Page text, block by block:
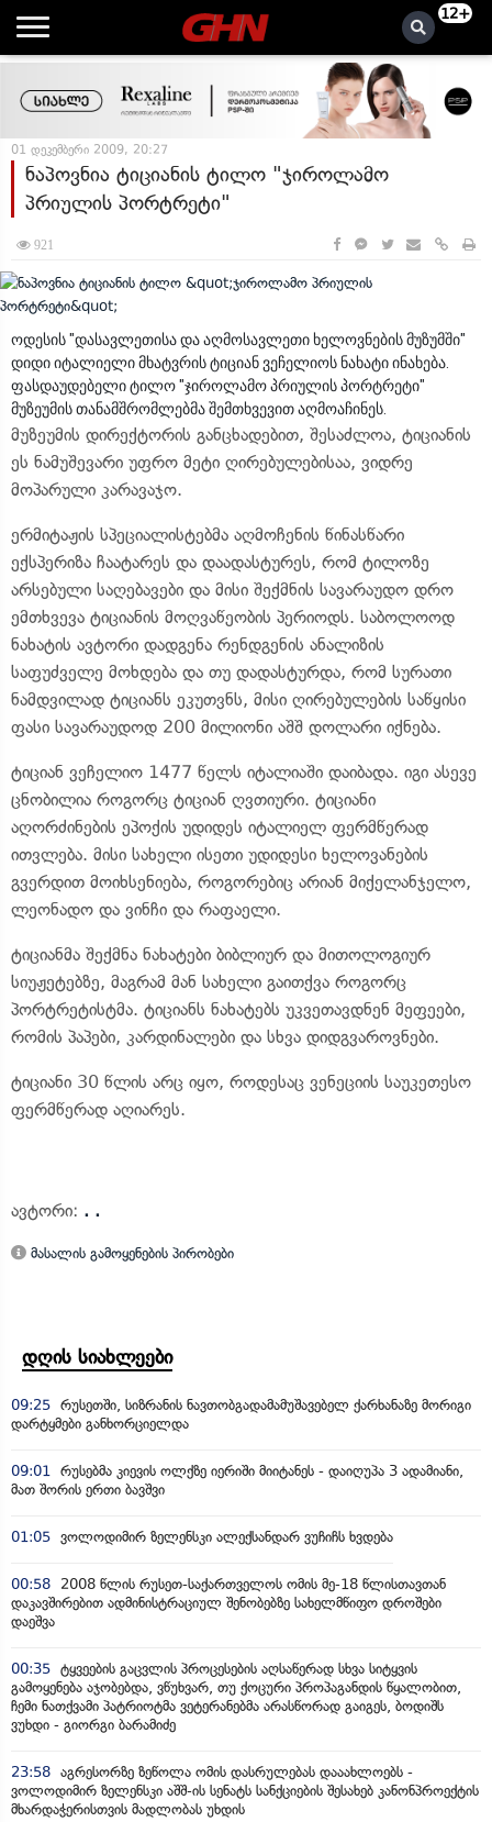
12+
01 დეკემბერი 2009, 20:27
ნაპოვნია ტიციანის ტილო "ჯიროლამო
პრიულის პორტრეტი"
921
ოდესის "დასავლეთისა და აღმოსავლეთი ხელოვნების მუზუმში"
დიდი იტალიელი მხატვრის ტიციან ვეჩელიოს ნახატი ინახება.
ფასდაუდებელი ტილო "ჯიროლამო პრიულის პორტრეტი"
მუზეუმის თანამშრომლებმა შემთხვევით აღმოაჩინეს.
მუზეუმის დირექტორის განცხადებით, შესაძლოა, ტიციანის
ეს ნამუშევარი უფრო მეტი ღირებულებისაა, ვიდრე
მოპარული კარავაჯო.
ერმიტაჟის სპეციალისტებმა აღმოჩენის წინასწარი
ექსპერიზა ჩაატარეს და დაადასტურეს, რომ ტილოზე
არსებული საღებავები და მისი შექმნის სავარაუდო დრო
ემთხვევა ტიციანის მოღვაწეობის პერიოდს. საბოლოოდ
ნახატის ავტორი დადგენა რენდგენის ანალიზის
საფუძველე მოხდება და თუ დადასტურდა, რომ სურათი
ნამდვილად ტიციანს ეკუთვნს, მისი ღირებულების საწყისი
ფასი სავარაუდოდ 200 მილიონი აშშ დოლარი იქნება.
ტიციან ვეჩელიო 1477 წელს იტალიაში დაიბადა. იგი ასევე
ცნობილია როგორც ტიციან ღვთიური. ტიციანი
აღორძინების ეპოქის უდიდეს იტალიელ ფერმწერად
ითვლება. მისი სახელი ისეთი უდიდესი ხელოვანების
გვერდით მოიხსენიება, როგორებიც არიან მიქელანჯელო,
ლეონადო და ვინჩი და რაფაელი.
ტიციანმა შექმნა ნახატები ბიბლიურ და მითოლოგიურ
სიუჟეტებზე, მაგრამ მან სახელი გაითქვა როგორც
პორტრეტისტმა. ტიციანს ნახატებს უკვეთავდნენ მეფეები,
რომის პაპები, კარდინალები და სხვა დიდგვაროვნები.
ტიციანი 30 წლის არც იყო, როდესაც ვენეციის საუკეთესო
ფერმწერად აღიარეს.
ავტორი: . .
მასალის გამოყენების პირობები
დღის სიახლეები
09:25 რუსეთში, სიზრანის ნავთობგადამამუშავებელ ქარხანაზე მორიგი
დარტყმები განხორციელდა
09:01 რუსებმა კიევის ოლქზე იერიში მიიტანეს - დაიღუპა 3 ადამიანი,
მათ შორის ერთი ბავშვი
01:05 ვოლოდიმირ ზელენსკი ალექსანდარ ვუჩიჩს ხვდება
00:58
2008 წლის რუსეთ-საქართველოს ომის მე-18 წლისთავთან
დაკავშირებით ადმინისტრაციულ შენობებზე სახელმწიფო დროშები
დაეშვა
00:35 ტყვეების გაცვლის პროცესების აღსაწერად სხვა სიტყვის
გამოყენება აჯობებდა, ვწუხვარ, თუ ქოცური პროპაგანდის წყალობით,
ჩემი ნათქვამი პატრიოტმა ვეტერანებმა არასწორად გაიგეს, ბოდიშს
ვუხდი - გიორგი ბარამიძე
23:58 აგრესორზე ზეწოლა ომის დასრულებას დააახლოებს -
ვოლოდიმირ ზელენსკი აშშ-ის სენატს სანქციების შესახებ კანონპროექტის
მხარდაჭერისთვის მადლობას უხდის